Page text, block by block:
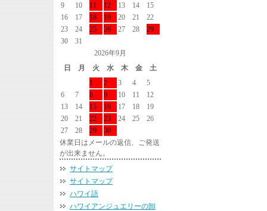
9
10 11 12 13 14
15
16
17 18 19 20 21
22
23
24 25 26 27 28
29
30
31
2026年9月
日
月 火 水 木 金
土
1
2 3 4
5
6
7 8 9 10 11
12
13
14 15 16 17 18
19
20
21 22 23 24 25
26
27
28 29
30
休業日はメールの返信、ご発送
が出来ません。
サイトマップ
サイトマップ
ハワイ語
ハワイアンジュエリーの卸